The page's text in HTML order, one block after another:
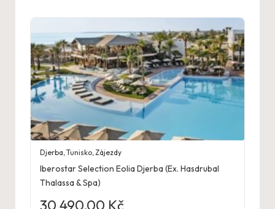
Djerba,Tunisko,Zájezdy
Iberostar Selection Eolia Djerba (Ex. Hasdrubal
Thalassa & Spa)
30 490,00 Kč